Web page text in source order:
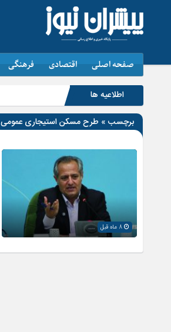
صفحه اصلی اقتصادی فرهنگی
اطلاعیه ها
برچسب » طرح مسکن استیجاری عمومی